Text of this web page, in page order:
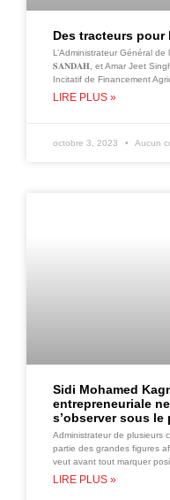
Des tracteurs
L’Administrateur Général de
𝐒𝐀𝐍𝐃𝐀𝐇, et Amar Jeet
Incitatif de Financement
LIRE PLUS »
octobre 3, 2023 Aucun
Sidi Mohamed
entrepreneuriale
s’observer sous
Administrateur de plusieurs
partie des grandes figures
veut avant tout marquer
LIRE PLUS »